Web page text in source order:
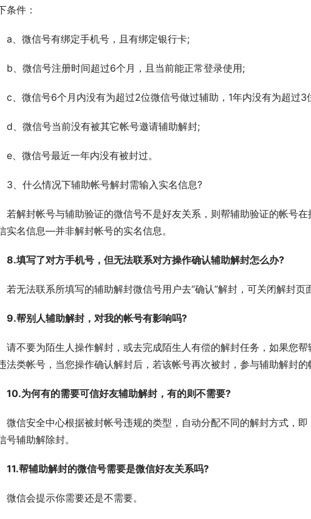
条件：
微信号有绑定手机号，且有绑定银行卡;
微信号注册时间超过6个月，且当前能正常登录使用;
微信号6个月内没有为超过2位微信号做过辅助，1年内没有为超过3
微信号当前没有被其它帐号邀请辅助解封;
微信号最近一年内没有被封过。
什么情况下辅助帐号解封需输入实名信息?
封帐号与辅助验证的微信号不是好友关系，则帮辅助验证的帐号在
实名信息—并非解封帐号的实名信息。
填写了对方手机号，但无法联系对方操作确认辅助解封怎么办?
法联系所填写的辅助解封微信号用户去“确认”解封，可关闭解封页
别人辅助解封，对我的帐号有影响吗?
要为陌生人操作解封，或去完成陌生人有偿的解封任务，如果您帮
法类帐号，当您操作确认解封后，若该帐号再次被封，参与辅助解封的
为何有的需要可信好友辅助解封，有的则不需要?
安全中心根据被封帐号违规的类型，自动分配不同的解封方式，即
号辅助解除封。
11.帮辅助解封的微信号需要是微信好友关系吗?
会提示你需要还是不需要。